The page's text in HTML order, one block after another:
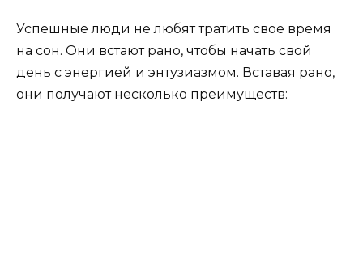
Успешные люди не любят тратить свое время
на сон. Они встают рано, чтобы начать свой
день с энергией и энтузиазмом. Вставая рано,
они получают несколько преимуществ: